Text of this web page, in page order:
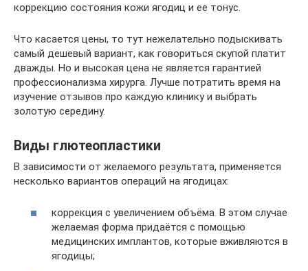
коррекцию состояния кожи ягодиц и ее тонус.
Что касается цены, то тут нежелательно подыскивать
самый дешевый вариант, как говориться скупой платит
дважды. Но и высокая цена не является гарантией
профессионализма хирурга. Лучше потратить время на
изучение отзывов про каждую клинику и выбрать
золотую середину.
Виды глютеопластики
В зависимости от желаемого результата, применяется
несколько вариантов операций на ягодицах:
коррекция с увеличением объёма. В этом случае
желаемая форма придаётся с помощью
медицинских имплантов, которые вживляются в
ягодицы;